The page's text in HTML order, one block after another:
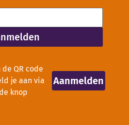
de QR code
je aan via
de knop
Aanmelden